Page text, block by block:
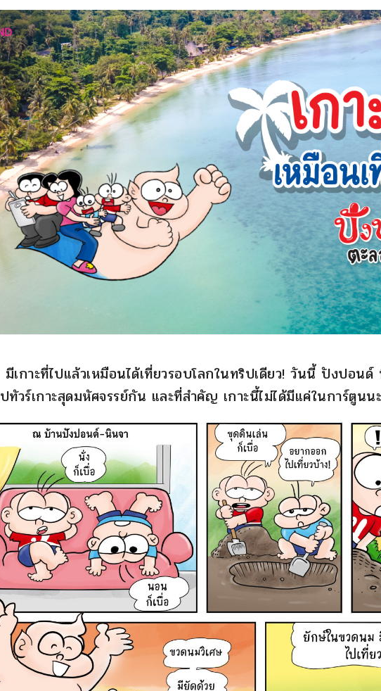
มีเกาะที่ไปแล้วเหมือนได้เที่ยวรอบโลกในทริปเดียว! วันนี้ ปังปอนด์
ทัวร์เกาะสุดมหัศจรรย์กัน และที่สำคัญ เกาะนี้ไม่ได้มีแค่ในการ์ตูนน